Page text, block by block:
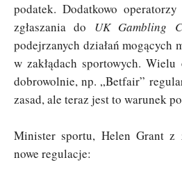
podatek. Dodatkowo
zgłaszania do UK Gambling
podejrzanych działań mogących
w zakłądach sportowych.
dobrowolnie, np. „Betfair”
zasad, ale teraz jest to warunek
Minister sportu, Helen Grant z
nowe regulacje: